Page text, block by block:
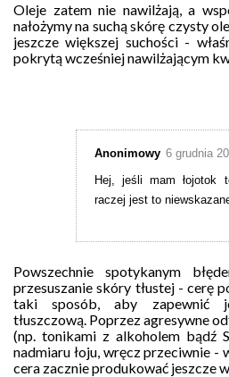
Oleje zatem nie nawilżają, a
nałożymy na suchą skórę czysty
jeszcze większej suchości -
pokrytą wcześniej nawilżającym
Anonimowy 6 grudnia
Hej, jeśli mam łojotok
raczej jest to
Powszechnie spotykanym
przesuszanie skóry tłustej - cerę
taki sposób, aby zapewnić
tłuszczową. Poprzez agresywne
(np. tonikami z alkoholem bądź
nadmiaru łoju, wręcz przeciwnie -
cera zacznie produkować jeszcze